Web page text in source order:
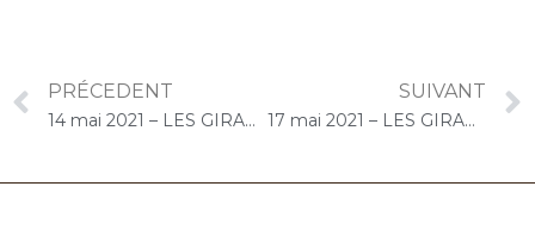
PRÉCEDENT
14 mai 2021 – LES GIRANDIERES (Brétigny-sur-Orge) : Atelier « Chantons Ensemble »
SUIVANT
17 mai 2021 – LES GIRANDIERES (Brétigny-sur-Orge) : Atelier « Chantons Ensemble »